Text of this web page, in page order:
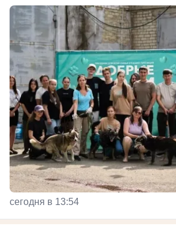
сегодня в 13:54